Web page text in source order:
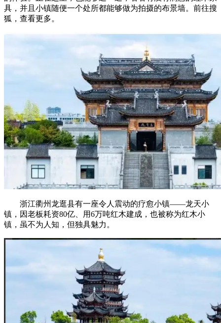
具，并且小镇随便一个处所都能够做为拍摄的布景墙。前往搜
狐，查看更多。
浙江衢州龙逛县有一座令人震动的疗愈小镇——龙天小
镇，因老板耗资80亿、用6万吨红木建成，也被称为红木小
镇，虽不为人知，但独具魅力。